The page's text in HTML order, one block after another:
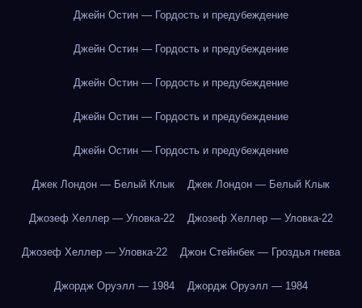
Джейн Остин — Гордость и предубеждение
Джейн Остин — Гордость и предубеждение
Джейн Остин — Гордость и предубеждение
Джейн Остин — Гордость и предубеждение
Джейн Остин — Гордость и предубеждение
Джек Лондон — Белый Клык Джек Лондон — Белый Клык
Джозеф Хеллер — Уловка-22 Джозеф Хеллер — Уловка-22
Джозеф Хеллер — Уловка-22 Джон Стейнбек — Гроздья гнева
Джордж Оруэлл — 1984 Джордж Оруэлл — 1984